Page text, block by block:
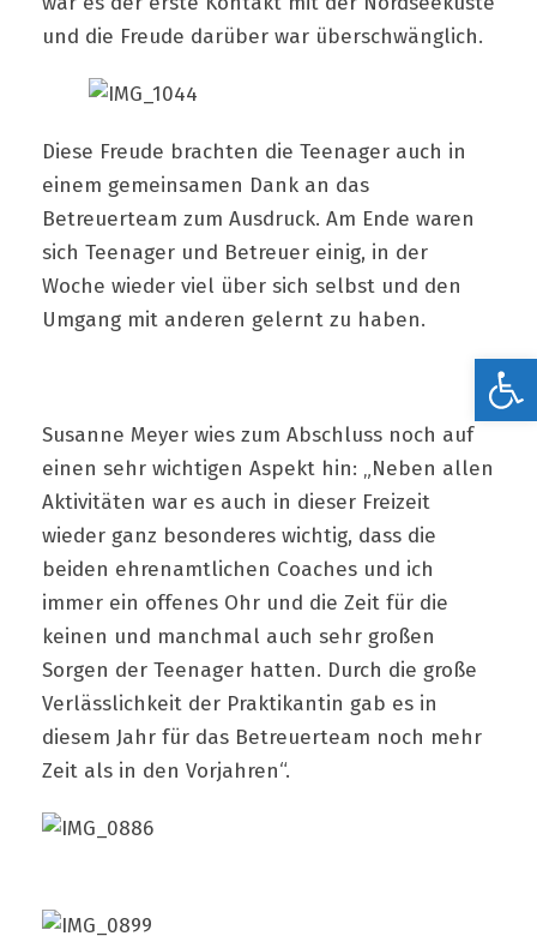
und die Freude darüber war überschwänglich.
Diese Freude brachten die Teenager auch in
einem gemeinsamen Dank an das
Betreuerteam zum Ausdruck. Am Ende waren
sich Teenager und Betreuer einig, in der
Woche wieder viel über sich selbst und den
Umgang mit anderen gelernt zu haben.
Susanne Meyer wies zum Abschluss noch auf
einen sehr wichtigen Aspekt hin: „Neben allen
Aktivitäten war es auch in dieser Freizeit
wieder ganz besonderes wichtig, dass die
beiden ehrenamtlichen Coaches und ich
immer ein offenes Ohr und die Zeit für die
keinen und manchmal auch sehr großen
Sorgen der Teenager hatten. Durch die große
Verlässlichkeit der Praktikantin gab es in
diesem Jahr für das Betreuerteam noch mehr
Zeit als in den Vorjahren“.
Werkzeugleiste öffnen